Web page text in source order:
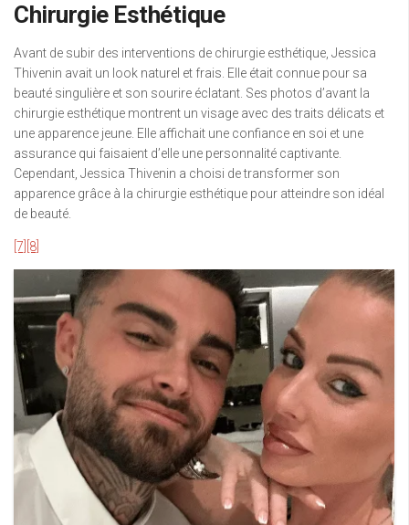
Chirurgie Esthétique
Avant de subir des interventions de chirurgie esthétique, Jessica
Thivenin avait un look naturel et frais. Elle était connue pour sa
beauté singulière et son sourire éclatant. Ses photos d’avant la
chirurgie esthétique montrent un visage avec des traits délicats et
une apparence jeune. Elle affichait une confiance en soi et une
assurance qui faisaient d’elle une personnalité captivante.
Cependant, Jessica Thivenin a choisi de transformer son
apparence grâce à la chirurgie esthétique pour atteindre son idéal
de beauté.
[7] [8]